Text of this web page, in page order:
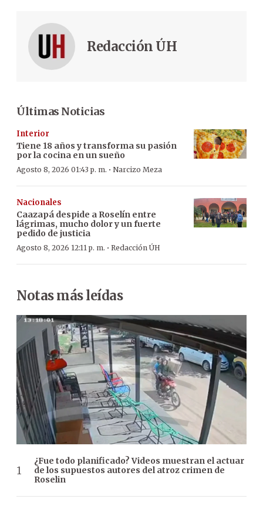
Redacción ÚH
Últimas Noticias
Interior
Tiene 18 años y transforma su pasión
por la cocina en un sueño
Agosto 8, 2026 01:43 p. m. · Narcizo Meza
Nacionales
Caazapá despide a Roselín entre
lágrimas, mucho dolor y un fuerte
pedido de justicia
Agosto 8, 2026 12:11 p. m. · Redacción ÚH
Notas más leídas
¿Fue todo planificado? Videos muestran el actuar
de los supuestos autores del atroz crimen de
Roselin